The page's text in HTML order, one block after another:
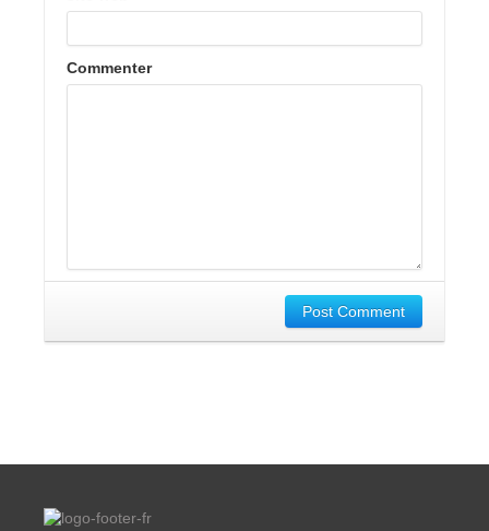
Commenter
Post Comment